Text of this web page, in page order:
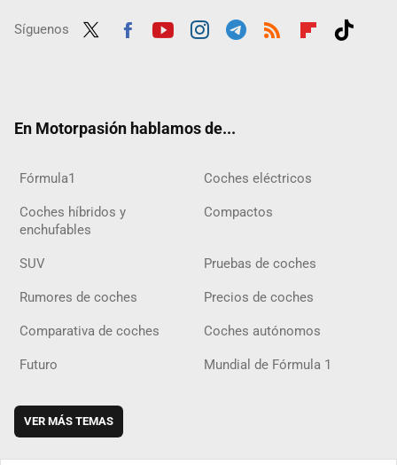
Síguenos
En Motorpasión hablamos de...
Fórmula1 Coches eléctricos
Coches híbridos y
enchufables
Compactos
SUV Pruebas de coches
Rumores de coches Precios de coches
Comparativa de coches Coches autónomos
Futuro Mundial de Fórmula 1
VER MÁS TEMAS